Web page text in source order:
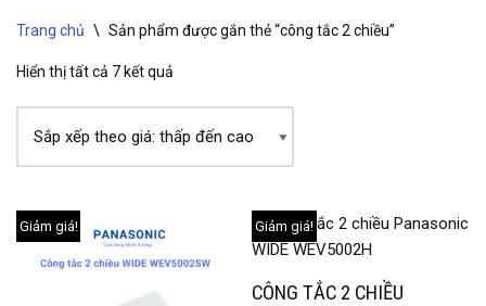
Trang chủ \ Sản phẩm được gắn thẻ “công tắc 2 chiều”
Hiển thị tất cả 7 kết quả
Giảm giá! Giảm giá!
CÔNG TẮC 2 CHIỀU